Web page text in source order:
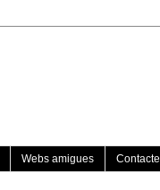
Webs amigues Contacte